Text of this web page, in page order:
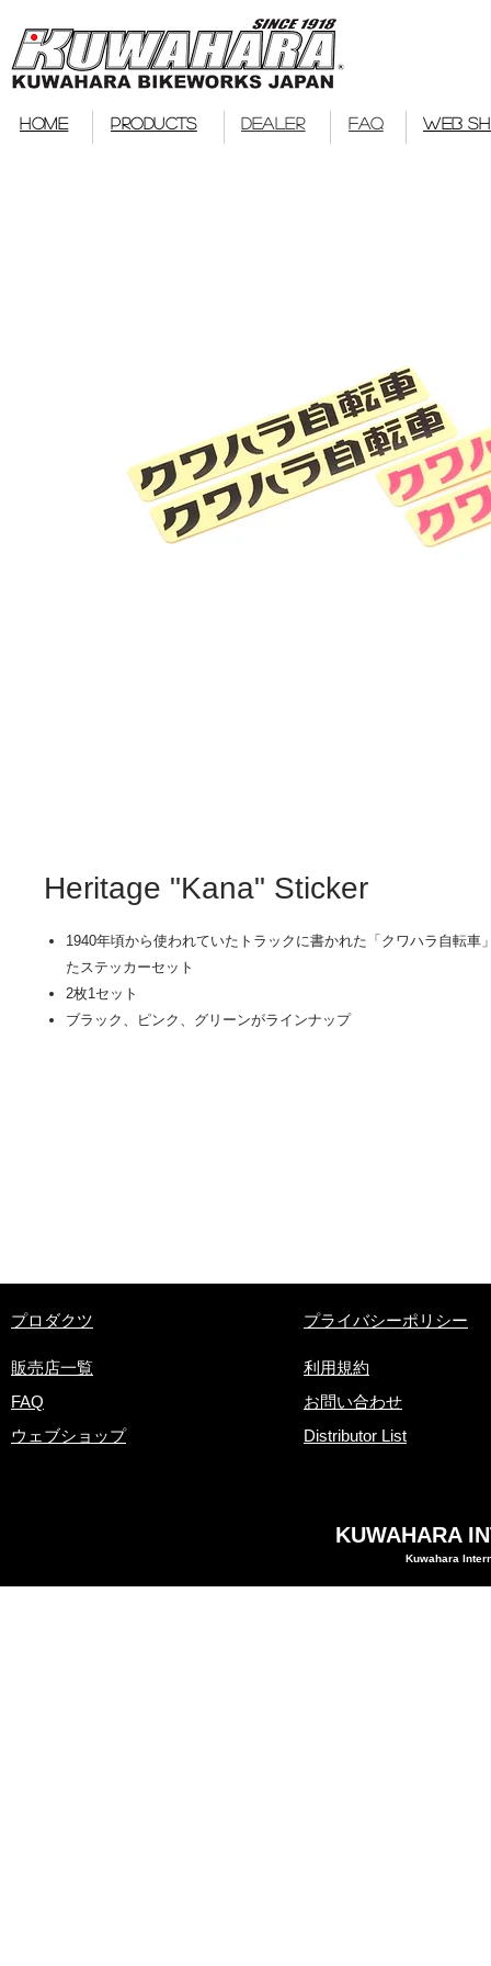
HOME PRODUCTS DEALER FAQ WEB
Heritage "Kana" Sticker
1940年頃から使われていたトラックに書かれた「クワハラ自転車
たステッカーセット
2枚1セット
​ブラック、ピンク、グリーンがラインナップ
​プロダクツ
販売店一覧
FAQ
ウェブショップ
プライバシーポリシー
利用規約
お問い合わせ
Distributor List
Kuwahara
KUWAHARA